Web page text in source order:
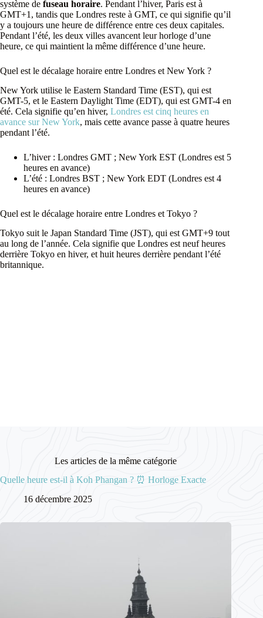
système de fuseau horaire. Pendant l’hiver, Paris est à
GMT+1, tandis que Londres reste à GMT, ce qui signifie qu’il
y a toujours une heure de différence entre ces deux capitales.
Pendant l’été, les deux villes avancent leur horloge d’une
heure, ce qui maintient la même différence d’une heure.
Quel est le décalage horaire entre Londres et New York ?
New York utilise le Eastern Standard Time (EST), qui est
GMT-5, et le Eastern Daylight Time (EDT), qui est GMT-4 en
été. Cela signifie qu’en hiver, Londres est cinq heures en
avance sur New York, mais cette avance passe à quatre heures
pendant l’été.
L’hiver : Londres GMT ; New York EST (Londres est 5
heures en avance)
L’été : Londres BST ; New York EDT (Londres est 4
heures en avance)
Quel est le décalage horaire entre Londres et Tokyo ?
Tokyo suit le Japan Standard Time (JST), qui est GMT+9 tout
au long de l’année. Cela signifie que Londres est neuf heures
derrière Tokyo en hiver, et huit heures derrière pendant l’été
britannique.
Les articles de la même catégorie
Quelle heure est-il à Koh Phangan ? ⏰ Horloge Exacte
16 décembre 2025